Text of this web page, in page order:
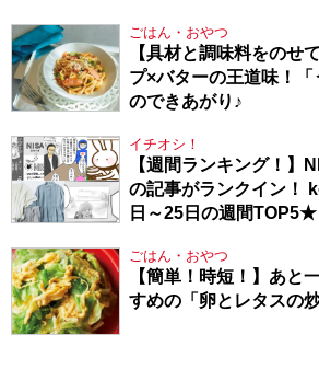
ごはん・おやつ
【具材と調味料をのせ
プ×バターの王道味！「
のできあがり♪
イチオシ！
【週間ランキング！】
の記事がランクイン！
日～25日の週間TOP5★
ごはん・おやつ
【簡単！時短！】あと
すめの「卵とレタスの